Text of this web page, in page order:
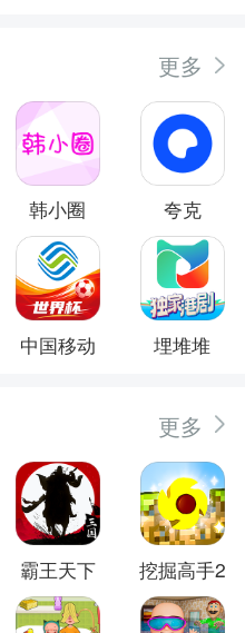
更多
韩小圈 夸克
中国移动 埋堆堆
更多
霸王天下 挖掘高手2